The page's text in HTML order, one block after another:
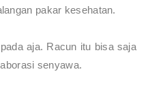
pakar kesehatan.
aja. Racun itu bisa saja
senyawa.